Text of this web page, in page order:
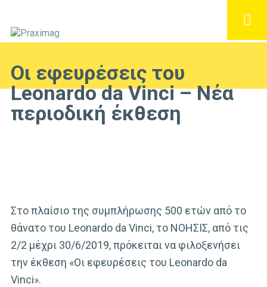
Οι εφευρέσεις του
Leonardo da Vinci – Νέα
περιοδική έκθεση
Στο πλαίσιο της συμπλήρωσης 500 ετών από το
θάνατο του Leonardo da Vinci, το ΝΟΗΣΙΣ, από τις
2/2 μέχρι 30/6/2019, πρόκειται να φιλοξενήσει
την έκθεση «Οι εφευρέσεις του Leonardo da
Vinci».